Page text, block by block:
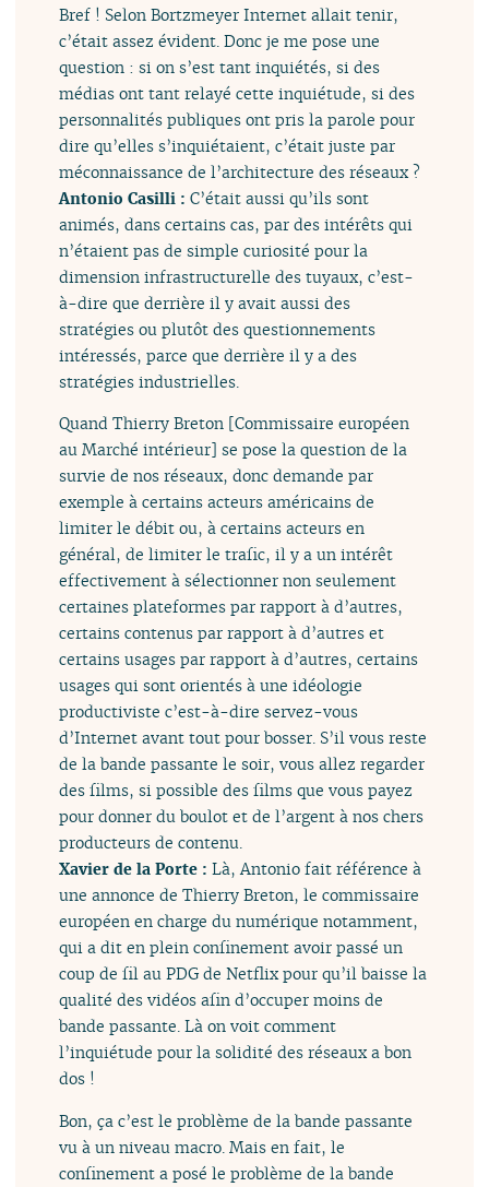
Bref ! Selon Bortzmeyer Internet allait tenir,
c’était assez évident. Donc je me pose une
question : si on s’est tant inquiétés, si des
médias ont tant relayé cette inquiétude, si des
personnalités publiques ont pris la parole pour
dire qu’elles s’inquiétaient, c’était juste par
méconnaissance de l’architecture des réseaux ?
Antonio Casilli :C’était aussi qu’ils sont
animés, dans certains cas, par des intérêts qui
n’étaient pas de simple curiosité pour la
dimension infrastructurelle des tuyaux, c’est-
à-dire que derrière il y avait aussi des
stratégies ou plutôt des questionnements
intéressés, parce que derrière il y a des
stratégies industrielles.
Quand Thierry Breton [Commissaire européen
au Marché intérieur] se pose la question de la
survie de nos réseaux, donc demande par
exemple à certains acteurs américains de
limiter le débit ou, à certains acteurs en
général, de limiter le trafic, il y a un intérêt
effectivement à sélectionner non seulement
certaines plateformes par rapport à d’autres,
certains contenus par rapport à d’autres et
certains usages par rapport à d’autres, certains
usages qui sont orientés à une idéologie
productiviste c’est-à-dire servez-vous
d’Internet avant tout pour bosser. S’il vous reste
de la bande passante le soir, vous allez regarder
des films, si possible des films que vous payez
pour donner du boulot et de l’argent à nos chers
producteurs de contenu.
Xavier de la Porte :Là, Antonio fait référence à
une annonce de Thierry Breton, le commissaire
européen en charge du numérique notamment,
qui a dit en plein confinement avoir passé un
coup de fil au PDG de Netflix pour qu’il baisse la
qualité des vidéos afin d’occuper moins de
bande passante. Là on voit comment
l’inquiétude pour la solidité des réseaux a bon
dos !
Bon, ça c’est le problème de la bande passante
vu à un niveau macro. Mais en fait, le
confinement a posé le problème de la bande